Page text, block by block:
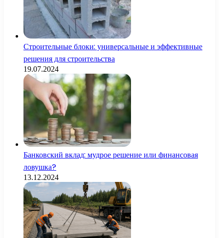
Строительные блоки: универсальные и эффективные
решения для строительства
19.07.2024
Банковский вклад: мудрое решение или финансовая
ловушка?
13.12.2024